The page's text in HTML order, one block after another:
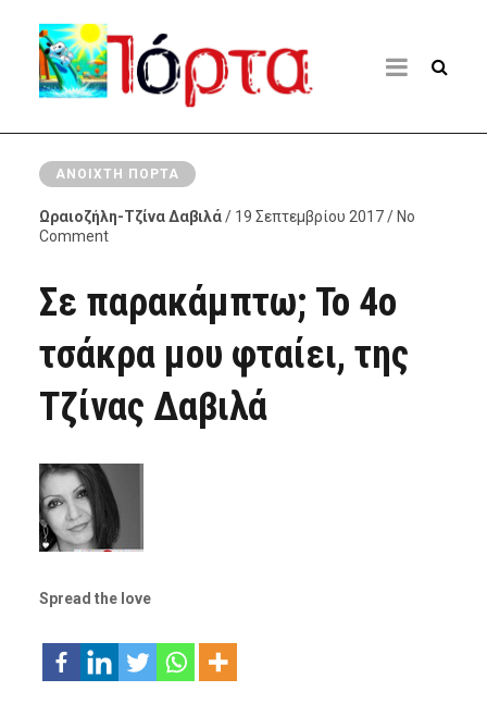
ΑΝΟΙΧΤΉ ΠΌΡΤΑ
Ωραιοζήλη-Τζίνα Δαβιλά/ 19 Σεπτεμβρίου 2017 / No
Comment
Σε παρακάμπτω; Το 4ο
τσάκρα μου φταίει, της
Τζίνας Δαβιλά
Spread the love